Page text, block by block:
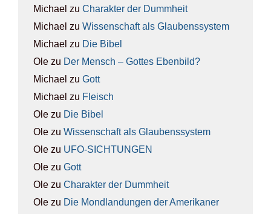
Michael zu Cha­rak­ter der Dumm­heit
Michael zu Wis­sen­schaft als Glau­bens­sys­tem
Michael zu Die Bibel
Ole zu Der Mensch – Got­tes Eben­bild?
Michael zu Gott
Michael zu Fleisch
Ole zu Die Bibel
Ole zu Wis­sen­schaft als Glau­bens­sys­tem
Ole zu UFO-SICH­TUN­GEN
Ole zu Gott
Ole zu Cha­rak­ter der Dumm­heit
Ole zu Die Mond­lan­dun­gen der Ame­ri­ka­ner